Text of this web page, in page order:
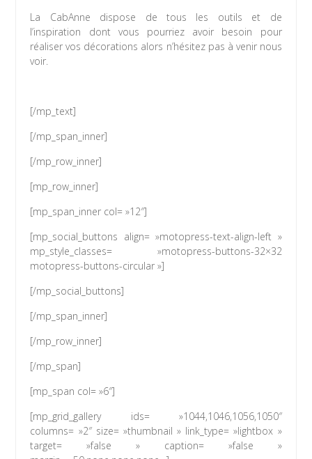
La CabAnne dispose de tous les outils et de
l’inspiration dont vous pourriez avoir besoin pour
réaliser vos décorations alors n’hésitez pas à venir nous
voir.
[/mp_text]
[/mp_span_inner]
[/mp_row_inner]
[mp_row_inner]
[mp_span_inner col= »12″]
[mp_social_buttons align= »motopress-text-align-left »
mp_style_classes= »motopress-buttons-32×32
motopress-buttons-circular »]
[/mp_social_buttons]
[/mp_span_inner]
[/mp_row_inner]
[/mp_span]
[mp_span col= »6″]
[mp_grid_gallery ids= »1044,1046,1056,1050″
columns= »2″ size= »thumbnail » link_type= »lightbox »
target= »false » caption= »false »